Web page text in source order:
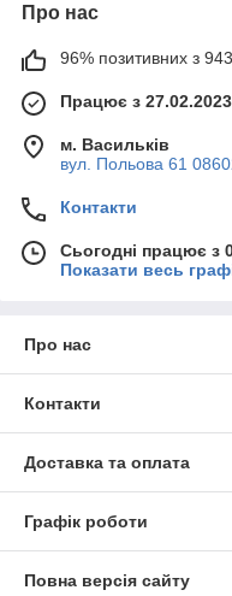
Про нас
96% позитивних з 943
Працює з 27.02.2023
м. Васильків
вул. Польова 61
Контакти
Сьогодні працює з
Показати весь
Про нас
Контакти
Доставка та оплата
Графік роботи
Повна версія сайту